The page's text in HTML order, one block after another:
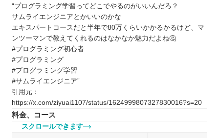
“プログラミング学習ってどこでやるのがいいんだろ？
サムライエンジニアとかいいのかな
エキスパートコースだと半年で80万くらいかかるかるけど、マ
ンツーマンで教えてくれるのはなかなか魅力だよね🤔
#プログラミング初心者
#プログラミング
#プログラミング学習
#サムライエンジニア”
引用元：
https://x.com/ziyuai1107/status/1624999807327830016?s=20
料金、コース
スクロールできます